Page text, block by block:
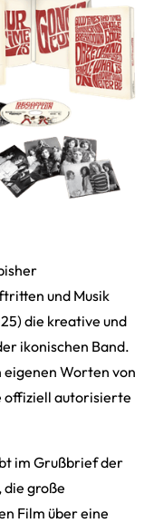
und Musik
die kreative und
ikonischen Band.
eigenen Worten von
offiziell autorisierte
im Grußbrief der
die große
Film über eine